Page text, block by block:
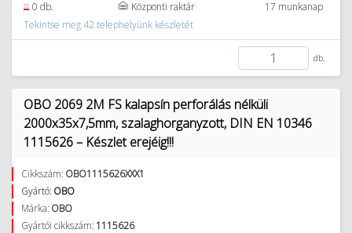
0 db. Központi raktár
17 munkanap
Tekintse meg 42 telephelyünk készletét
db.
OBO 2069 2M FS kalapsín perforálás nélküli
2000x35x7,5mm, szalaghorganyzott, DIN EN 10346
1115626 – Készlet erejéig!!!
Cikkszám: OBO1115626XXX1
Gyártó: OBO
Márka: OBO
Gyártói cikkszám: 1115626